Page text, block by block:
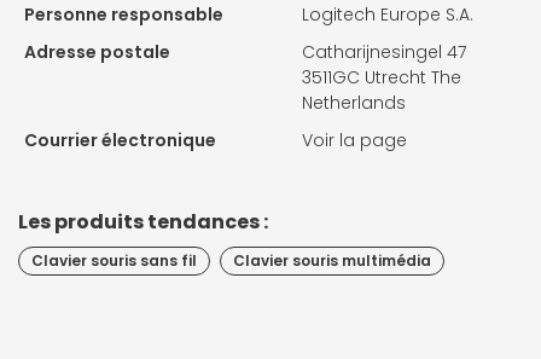
Personne responsable
Logitech Europe S.A.
Adresse postale
Catharijnesingel 47
3511GC Utrecht The
Netherlands
Courrier électronique
Voir la page
Les produits tendances :
Clavier souris sans fil Clavier souris multimédia